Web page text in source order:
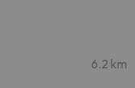
6.2 km